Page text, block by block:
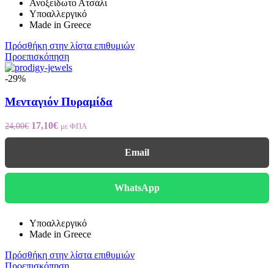
Ανοξείδωτο Ατσάλι
Υποαλλεργικό
Made in Greece
Πρόσθήκη στην λίστα επιθυμιών
Προεπισκόπηση
-29%
Μενταγιόν Πυραμίδα
24,00€ Original
price
17,10€Η
τρέχουσα
17,10€.
με ΦΠΑ
Email
WhatsApp
Υποαλλεργικό
Made in Greece
Πρόσθήκη στην λίστα επιθυμιών
Προεπισκόπηση